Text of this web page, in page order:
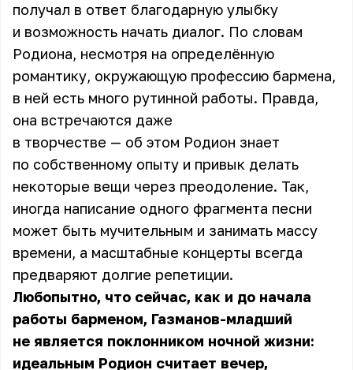
получал в ответ благодарную улыбку
и возможность начать диалог. По словам
Родиона, несмотря на определённую
романтику, окружающую профессию бармена,
в ней есть много рутинной работы. Правда,
она встречаются даже
в творчестве — об этом Родион знает
по собственному опыту и привык делать
некоторые вещи через преодоление. Так,
иногда написание одного фрагмента песни
может быть мучительным и занимать массу
времени, а масштабные концерты всегда
предваряют долгие репетиции.
Любопытно, что сейчас, как и до начала
работы барменом, Газманов-младший
не является поклонником ночной жизни:
идеальным Родион считает вечер,